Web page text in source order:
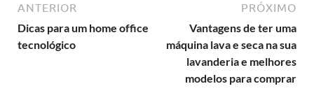
ANTERIOR
Dicas para um home office
tecnológico
PRÓXIMO
Vantagens de ter uma
máquina lava e seca na sua
lavanderia e melhores
modelos para comprar